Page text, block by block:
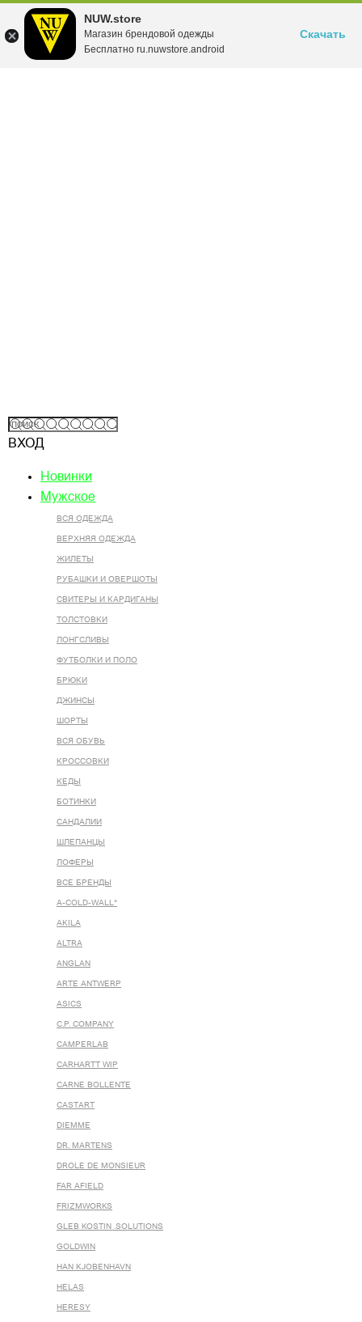
NUW.store
Магазин брендовой одежды
Бесплатно ru.nuwstore.android
Скачать
ВХОД
Новинки
Мужское
ВСЯ ОДЕЖДА
ВЕРХНЯЯ ОДЕЖДА
ЖИЛЕТЫ
РУБАШКИ И ОВЕРШОТЫ
СВИТЕРЫ И КАРДИГАНЫ
ТОЛСТОВКИ
ЛОНГСЛИВЫ
ФУТБОЛКИ И ПОЛО
БРЮКИ
ДЖИНСЫ
ШОРТЫ
ВСЯ ОБУВЬ
КРОССОВКИ
КЕДЫ
БОТИНКИ
САНДАЛИИ
ШЛЕПАНЦЫ
ЛОФЕРЫ
ВСЕ БРЕНДЫ
A-COLD-WALL*
AKILA
ALTRA
ANGLAN
ARTE ANTWERP
ASICS
C.P. COMPANY
CAMPERLAB
CARHARTT WIP
CARNE BOLLENTE
CASTART
DIEMME
DR. MARTENS
DROLE DE MONSIEUR
FAR AFIELD
FRIZMWORKS
GLEB KOSTIN .SOLUTIONS
GOLDWIN
HAN KJOBENHAVN
HELAS
HERESY